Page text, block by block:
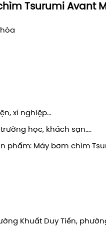
Tsurumi Avant
xí nghiệp…
học, khách sạn….
Máy bơm chìm
Khuất Duy Tiến,